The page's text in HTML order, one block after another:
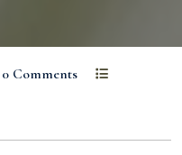
0 Comments